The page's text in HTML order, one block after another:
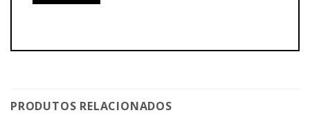
PRODUTOS RELACIONADOS